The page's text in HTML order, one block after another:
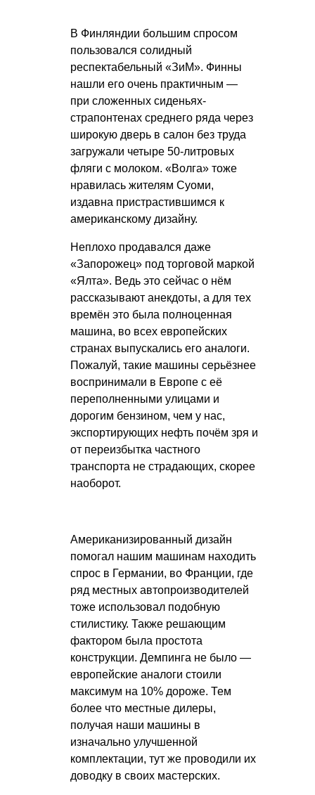
В Финляндии большим спросом
пользовался солидный
респектабельный «ЗиМ». Финны
нашли его очень практичным —
при сложенных сиденьях-
страпонтенах среднего ряда через
широкую дверь в салон без труда
загружали четыре 50-литровых
фляги с молоком. «Волга» тоже
нравилась жителям Суоми,
издавна пристрастившимся к
американскому дизайну.
Неплохо продавался даже
«Запорожец» под торговой маркой
«Ялта». Ведь это сейчас о нём
рассказывают анекдоты, а для тех
времён это была полноценная
машина, во всех европейских
странах выпускались его аналоги.
Пожалуй, такие машины серьёзнее
воспринимали в Европе с её
переполненными улицами и
дорогим бензином, чем у нас,
экспортирующих нефть почём зря и
от переизбытка частного
транспорта не страдающих, скорее
наоборот.
Американизированный дизайн
помогал нашим машинам находить
спрос в Германии, во Франции, где
ряд местных автопроизводителей
тоже использовал подобную
стилистику. Также решающим
фактором была простота
конструкции. Демпинга не было —
европейские аналоги стоили
максимум на 10% дороже. Тем
более что местные дилеры,
получая наши машины в
изначально улучшенной
комплектации, тут же проводили их
доводку в своих мастерских.